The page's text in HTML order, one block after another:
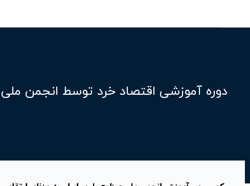
دوره آموزشی اقتصاد خرد توسط انجمن ملی